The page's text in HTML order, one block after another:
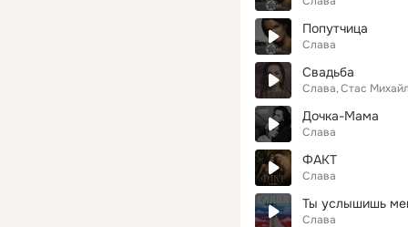
Попутчица
Слава
Свадьба
Слава Стас
Дочка-Мама
Слава
ФАКТ
Слава
Ты услышишь
Слава